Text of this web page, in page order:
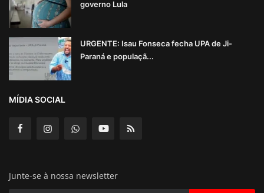
governo Lula
URGENTE: Isau Fonseca fecha UPA de Ji-
Paraná e populaçã...
MÍDIA SOCIAL
Junte-se à nossa newsletter